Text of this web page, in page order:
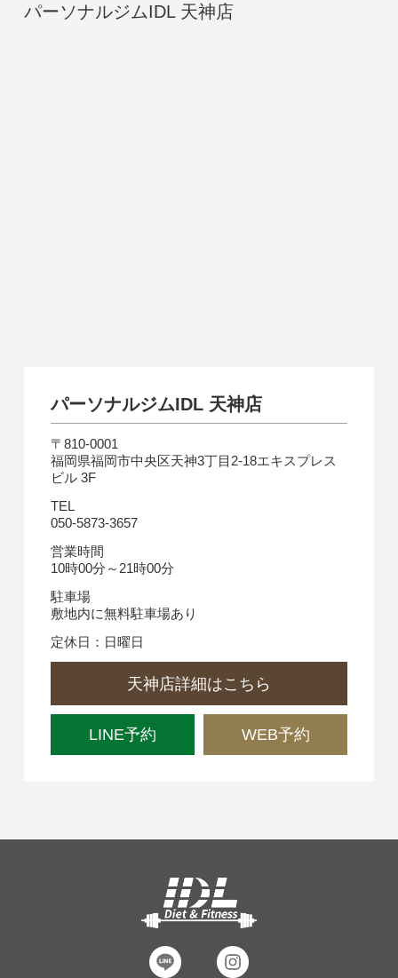
パーソナルジムIDL 天神店
パーソナルジムIDL 天神店
〒810-0001
福岡県福岡市中央区天神3丁目2-18エキスプレス
ビル 3F
TEL
050-5873-3657
営業時間
10時00分～21時00分
駐車場
敷地内に無料駐車場あり
定休日：日曜日
天神店詳細はこちら
LINE予約 WEB予約